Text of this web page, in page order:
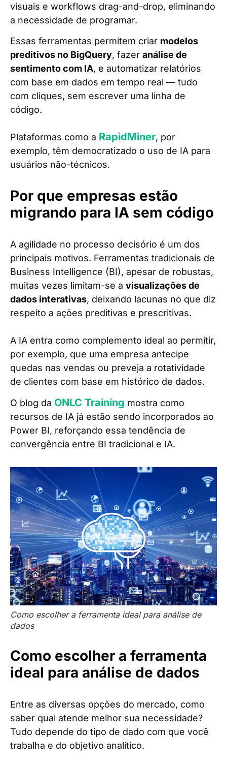
visuais e workflows drag-and-drop, eliminando
a necessidade de programar.
Essas ferramentas permitem criar modelos
preditivos no BigQuery, fazer análise de
sentimento com IA, e automatizar relatórios
com base em dados em tempo real — tudo
com cliques, sem escrever uma linha de
código.
Plataformas como a RapidMiner, por
exemplo, têm democratizado o uso de IA para
usuários não-técnicos.
Por que empresas estão
migrando para IA sem código
A agilidade no processo decisório é um dos
principais motivos. Ferramentas tradicionais de
Business Intelligence (BI), apesar de robustas,
muitas vezes limitam-se a visualizações de
dados interativas, deixando lacunas no que diz
respeito a ações preditivas e prescritivas.
A IA entra como complemento ideal ao permitir,
por exemplo, que uma empresa antecipe
quedas nas vendas ou preveja a rotatividade
de clientes com base em histórico de dados.
O blog da ONLC Training mostra como
recursos de IA já estão sendo incorporados ao
Power BI, reforçando essa tendência de
convergência entre BI tradicional e IA.
Como escolher a ferramenta ideal para análise de
dados
Como escolher a ferramenta
ideal para análise de dados
Entre as diversas opções do mercado, como
saber qual atende melhor sua necessidade?
Tudo depende do tipo de dado com que você
trabalha e do objetivo analítico.